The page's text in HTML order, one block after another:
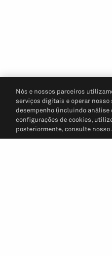
Nós e nossos parceiros
serviços digitais e operar
desempenho (incluindo análise
configurações de cookies,
posteriormente, consulte nosso